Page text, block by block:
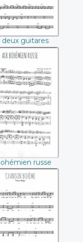
deux guitares
russe
Popp)
russe
Popp)
bohème
Delpy)